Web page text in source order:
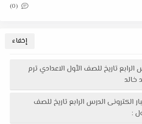
(0)
الرابع تاريخ للصف الأول الاعدادي ترم
الكترونى الدرس الرابع تاريخ للصف
: